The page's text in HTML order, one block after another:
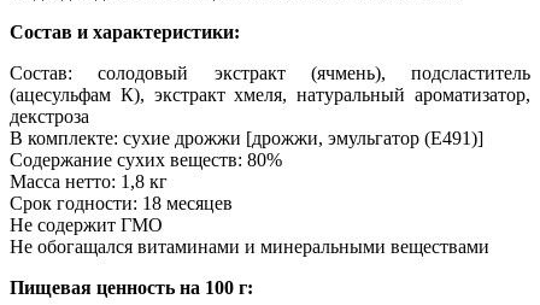
Состав и характеристики:
Состав: солодовый экстракт (ячмень), подсластитель
(ацесульфам К), экстракт хмеля, натуральный ароматизатор,
декстроза
В комплекте: сухие дрожжи [дрожжи, эмульгатор (E491)]
Содержание сухих веществ: 80%
Масса нетто: 1,8 кг
Срок годности: 18 месяцев
Не содержит ГМО
Не обогащался витаминами и минеральными веществами
Пищевая ценность на 100 г: